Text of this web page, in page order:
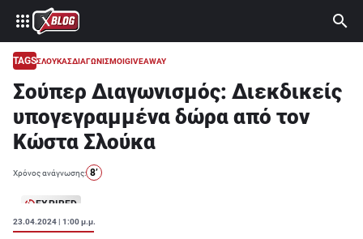
⚽ ΜΟΥΝΤΙΑΛ 2026
ΣΤΟΙΧΗΜΑ
CASINO
ΠΡΟΓΝΩΣΤΙΚΑ ΤIPSTERS
ΔΙΑΓΩΝΙΣΜΟΙ
TAGSΣΛΟΥΚΑΣΔΙΑΓΩΝΙΣΜΟΙGIVEAWAY
Σούπερ Διαγωνισμός: Διεκδικείς
υπογεγραμμένα δώρα από τον
Κώστα Σλούκα
Χρόνος ανάγνωσης: 8’
EXPIRED
23.04.2024 | 1:00 μ.μ.